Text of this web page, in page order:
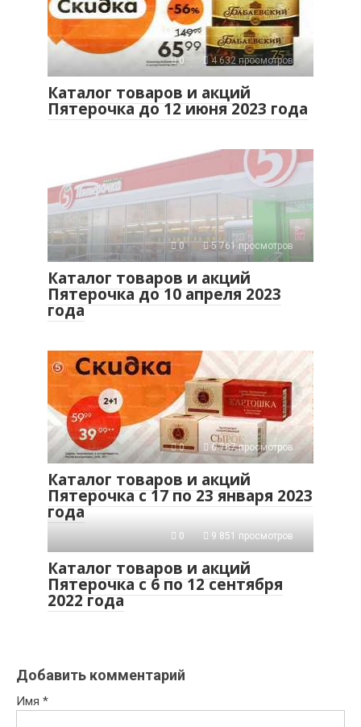
0 4 632 просмотров
Каталог товаров и акций
Пятерочка до 12 июня 2023 года
0 5 761 просмотров
Каталог товаров и акций
Пятерочка до 10 апреля 2023
года
0 6 787 просмотров
Каталог товаров и акций
Пятерочка с 17 по 23 января 2023
года
0 9 851 просмотров
Каталог товаров и акций
Пятерочка с 6 по 12 сентября
2022 года
Добавить комментарий
Имя *